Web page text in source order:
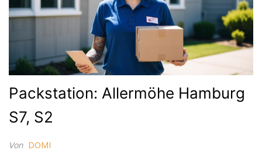
Packstation: Allermöhe Hamburg
S7, S2
Von DOMI